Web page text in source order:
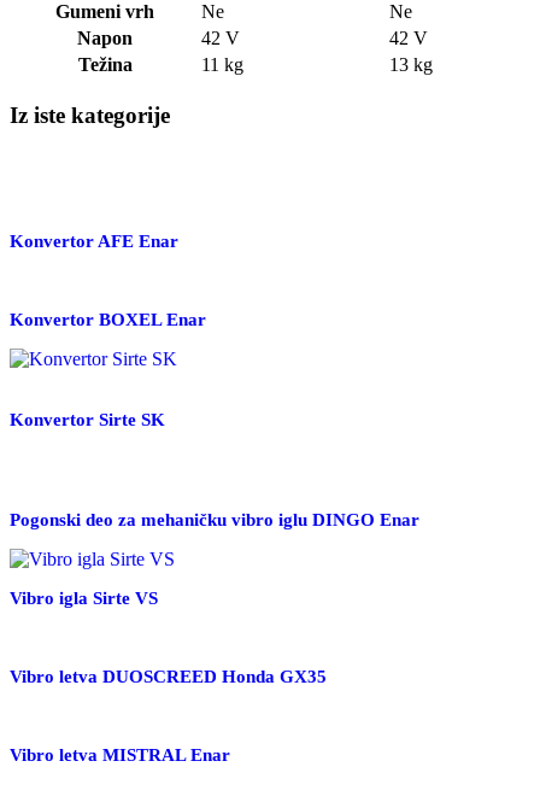
Gumeni vrh
Ne
Ne
Napon
42 V
42 V
Težina
11 kg 13 kg
Iz iste kategorije
Konvertor AFE Enar
Konvertor BOXEL Enar
Konvertor Sirte SK
Pogonski deo za mehaničku vibro iglu DINGO Enar
Vibro igla Sirte VS
Vibro letva DUOSCREED Honda GX35
Vibro letva MISTRAL Enar